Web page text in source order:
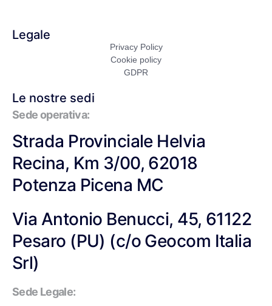
Legale
Privacy Policy
Cookie policy
GDPR
Le nostre sedi
Sede operativa:
Strada Provinciale Helvia
Recina, Km 3/00, 62018
Potenza Picena MC
Via Antonio Benucci, 45, 61122
Pesaro (PU) (c/o Geocom Italia
Srl)
Sede Legale: